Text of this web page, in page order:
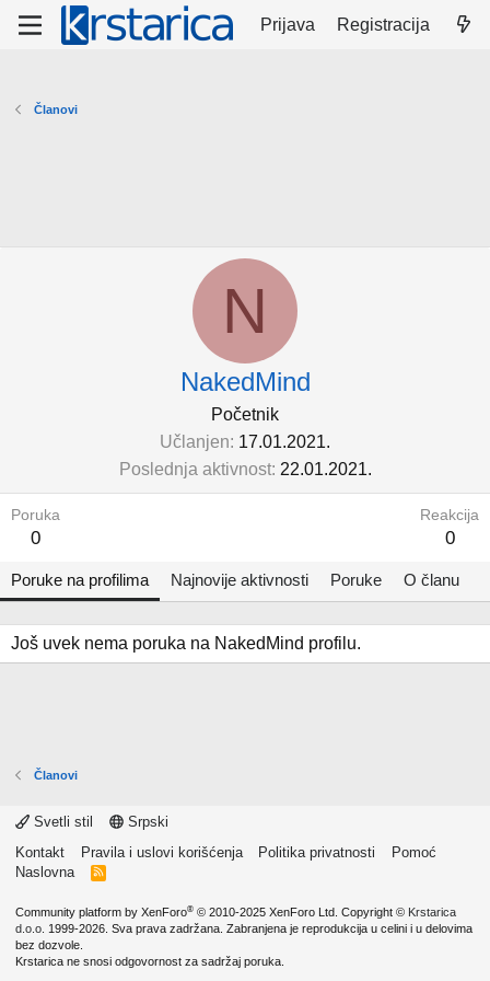
Prijava Registracija
Članovi
N
NakedMind
Početnik
Učlanjen 17.01.2021.
Poslednja aktivnost 22.01.2021.
Poruka
0
Reakcija
0
Poruke na profilima Najnovije aktivnosti Poruke O članu
Još uvek nema poruka na NakedMind profilu.
Članovi
Svetli stil
Srpski
Kontakt
Pravila i uslovi korišćenja Politika privatnosti
Pomoć
Naslovna
R
Community platform by XenForo® © 2010-2025 XenForo Ltd. Copyright © Krstarica
d.o.o. 1999-2026. Sva prava zadržana. Zabranjena je reprodukcija u celini i u delovima
bez dozvole.
Krstarica ne snosi odgovornost za sadržaj poruka.